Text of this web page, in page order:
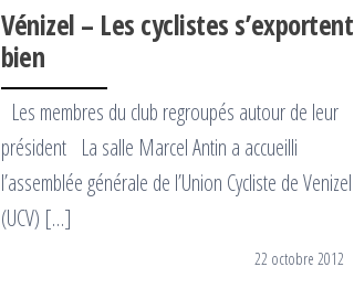
Vénizel – Les cyclistes s’exportent
bien
Les membres du club regroupés autour de leur
président La salle Marcel Antin a accueilli
l’assemblée générale de l’Union Cycliste de Venizel
(UCV) […]
22 octobre 2012